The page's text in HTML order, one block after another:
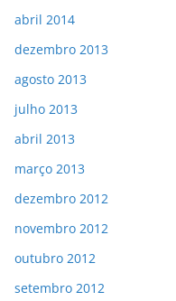
abril 2014
dezembro 2013
agosto 2013
julho 2013
abril 2013
março 2013
dezembro 2012
novembro 2012
outubro 2012
setembro 2012